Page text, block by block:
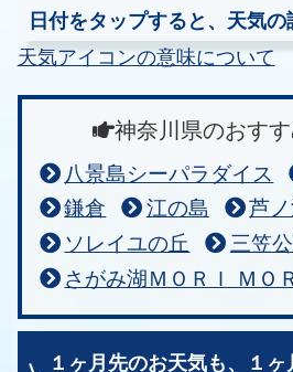
日付をタップすると、天気
天気アイコンの意味について
神奈川県のおす
八景島シーパラダイス
鎌倉
江の島 芦
ソレイユの丘
三笠
さがみ湖ＭＯＲＩ ＭＯ
１ヶ月先のお天気も、
１